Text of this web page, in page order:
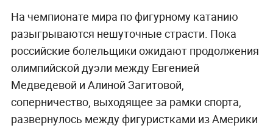
На чемпионате мира по фигурному катанию
разыгрываются нешуточные страсти. Пока
российские болельщики ожидают продолжения
олимпийской дуэли между Евгенией
Медведевой и Алиной Загитовой,
соперничество, выходящее за рамки спорта,
развернулось между фигуристками из Америки